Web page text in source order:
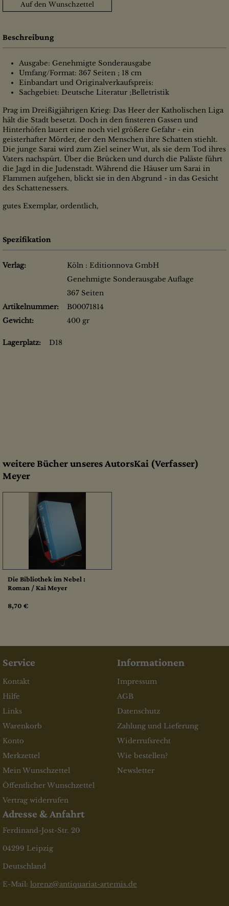
Auf den Wunschzettel
Beschreibung
Ausgabe: Genehmigte Sonderausgabe
Umfang/Format: 367 Seiten ; 18 cm
Einbandart und Originalverkaufspreis:
Sachgebiet: Deutsche Literatur ;Belletristik
Prag im Dreißigjährigen Krieg: Das Heer der Katholischen Liga
hält die Stadt besetzt. Doch in den finsteren Gassen und
Hinterhöfen lauert eine noch viel größere Gefahr - ein
geisterhafter Mörder, der den Menschen ihre Schatten stiehlt.
Die junge Sarai wird zum Ziel seiner Wut, als sie dem Tod ihres
Vaters nachspürt. Über die Brücken und durch die Paläste führt
die Jagd in die Judenstadt. Während die Häuser um Sarai in
Flammen aufgehen, blickt sie in den Abgrund - in das Gesicht
des Schattenessers.
gutes Exemplar, ordentlich,
Spezifikation
Verlag:
Köln : Editionnova GmbH
Genehmigte Sonderausgabe Auflage
367 Seiten
Artikelnummer:
B00071814
Gewicht:
400 gr
Lagerplatz: D18
weitere Bücher unseres AutorsKai (Verfasser)
Meyer
Die Bibliothek im Nebel :
Roman / Kai Meyer
8,70 €
Service
Kontakt
Hilfe
Links
Warenkorb
Konto
Merkzettel
Mein Wunschzettel
Öffentlicher Wunschzettel
Vertrag widerrufen
Informationen
Impressum
AGB
Datenschutz
Zahlung und Lieferung
Widerrufsrecht
Wie bestellen?
Newsletter
Adresse & Anfahrt
Ferdinand-Jost-Str. 20
04299 Leipzig
Deutschland
E-Mail: lorenz@antiquariat-artemis.de